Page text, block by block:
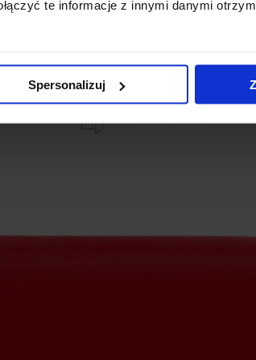
te informacje z innymi danymi
Spersonalizuj
Kontrola dostępu
Okna otwierane